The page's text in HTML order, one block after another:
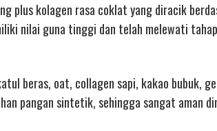
plus kolagen rasa coklat yang diracik
nilai guna tinggi dan telah melewati
beras, oat, collagen sapi, kakao bubuk,
pangan sintetik, sehingga sangat aman